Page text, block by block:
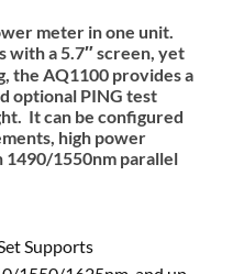
meter in one unit.
with a 5.7″ screen, yet
the AQ1100 provides a
optional PING test
It can be configured
high power
1490/1550nm parallel
Supports